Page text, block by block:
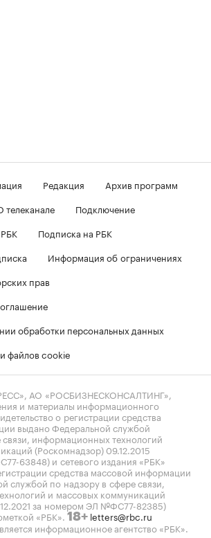
Редакция
Архив программ
телеканале
Подключение
Подписка на РБК
Информация об ограничениях
прав
обработки персональных данных
файлов cookie
АО «РОСБИЗНЕСКОНСАЛТИНГ»,
и материалы информационного
о регистрации средства
выдано Федеральной службой
информационных технологий
(Роскомнадзор) 09.12.2015
63848) и сетевого издания «РБК»
средства массовой информации
службой по надзору в сфере связи,
и массовых коммуникаций
за номером ЭЛ №ФС77-82385)
«РБК». 18+ letters@rbc.ru
информационное агентство «РБК».